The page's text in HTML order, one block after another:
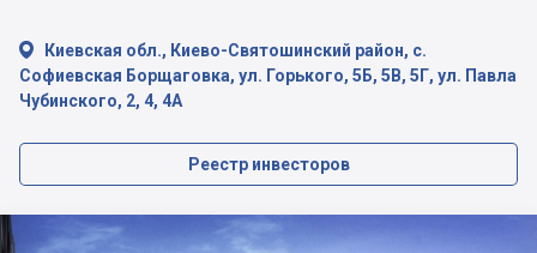

Киевская обл., Киево-Святошинский район, с.
Софиевская Борщаговка, ул. Горького, 5Б, 5В, 5Г, ул. Павла
Чубинского, 2, 4, 4А
Реестр инвесторов